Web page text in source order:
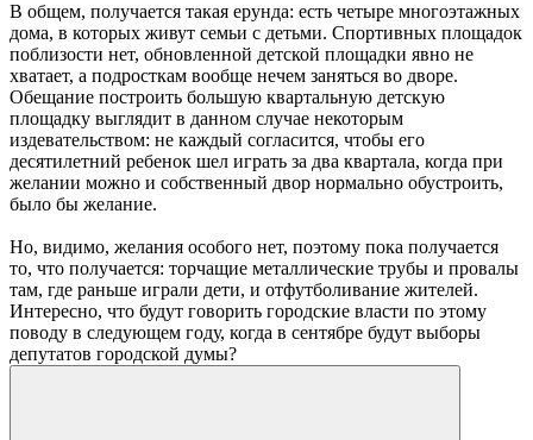
В общем, получается такая ерунда: есть четыре многоэтажных
дома, в которых живут семьи с детьми. Спортивных площадок
поблизости нет, обновленной детской площадки явно не
хватает, а подросткам вообще нечем заняться во дворе.
Обещание построить большую квартальную детскую
площадку выглядит в данном случае некоторым
издевательством: не каждый согласится, чтобы его
десятилетний ребенок шел играть за два квартала, когда при
желании можно и собственный двор нормально обустроить,
было бы желание.
Но, видимо, желания особого нет, поэтому пока получается
то, что получается: торчащие металлические трубы и провалы
там, где раньше играли дети, и отфутболивание жителей.
Интересно, что будут говорить городские власти по этому
поводу в следующем году, когда в сентябре будут выборы
депутатов городской думы?